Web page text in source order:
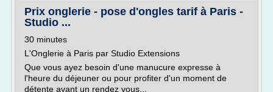
Prix onglerie - pose d'ongles tarif à Paris -
Studio ...
30 minutes
L'Onglerie à Paris par Studio Extensions
Que vous ayez besoin d'une manucure expresse à
l'heure du déjeuner ou pour profiter d'un moment de
détente avant un rendez vous...